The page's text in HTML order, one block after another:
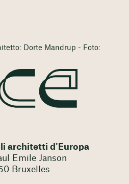
Dorte Mandrup - Foto:
architetti d'Europa
Emile Janson
Bruxelles